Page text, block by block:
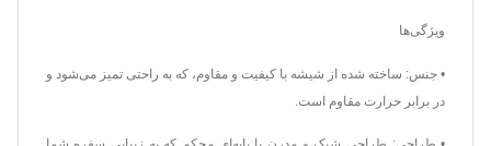
ویژگی‌ها
• جنس: ساخته شده از شیشه با کیفیت و مقاوم، که به راحتی تمیز می‌شود و
در برابر حرارت مقاوم است.